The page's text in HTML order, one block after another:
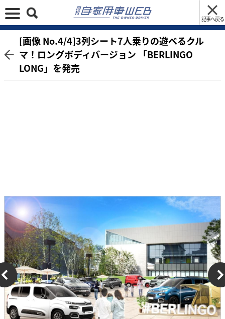
記事へ戻る
[画像 No.4/4]3列シート7人乗りの遊べるクル
マ！ロングボディバージョン 「BERLINGO
LONG」を発売